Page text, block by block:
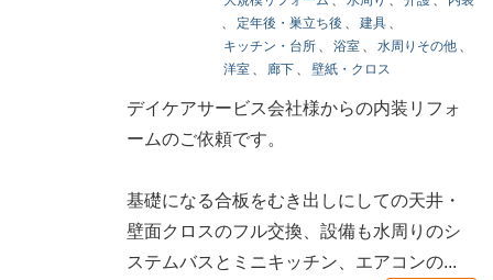
、
定年後・巣立ち後 、 建具 、
キッチン・台所 、 浴室 、 水周りその他 、
洋室 、 廊下 、 壁紙・クロス
デイケアサービス会社様からの内装リフォ
ームのご依頼です。
基礎になる合板をむき出しにしての天井・
壁面クロスのフル交換、設備も水周りのシ
ステムバスとミニキッチン、エアコンの...